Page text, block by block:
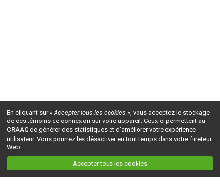
En cliquant sur« Accepter tous les cookies », vous acceptez le stockage
de ces témoins de connexion sur votre appareil. Ceux-ci permettent au
CRAAQ de générer des statistiques et d'améliorer votre expérience
utilisateur. Vous pourrez les désactiver en tout temps dans votre fureteur
Web.
Accepter tous les cookies